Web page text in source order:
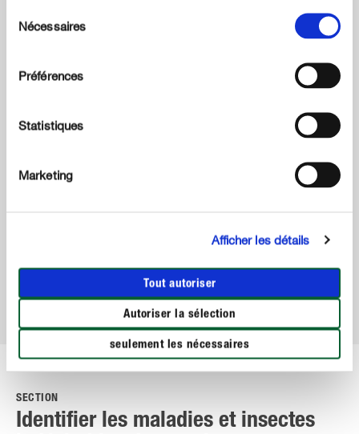
duNécessaires
Préférences
Statistiques
Marketing
Afficher les détails
Tout autoriser
Autoriser la sélection
seulement les nécessaires
Cactus (Cactées)
VOIR PLUS
SECTION
Identifier les maladies et insectes